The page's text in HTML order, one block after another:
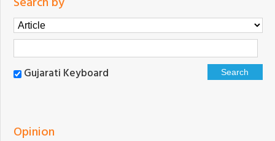
Gujarati Keyboard
Opinion